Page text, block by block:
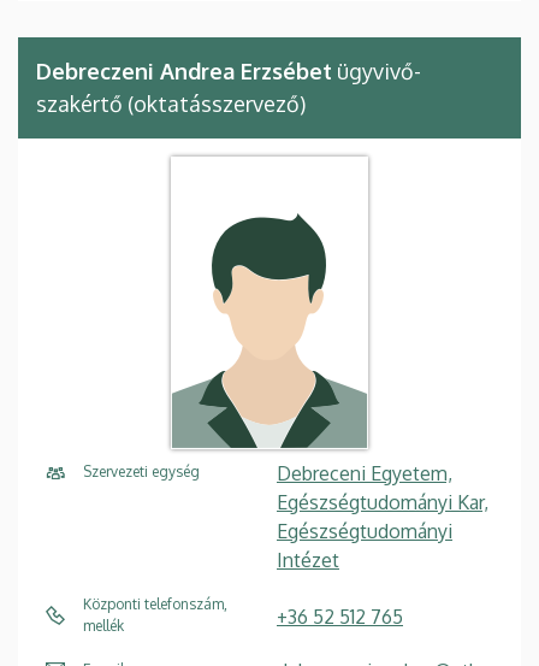
Debreczeni Andrea Erzsébet ügyvivő-
szakértő (oktatásszervező)
Szervezeti egység
Debreceni Egyetem,
Egészségtudományi Kar,
Egészségtudományi
Intézet
Központi telefonszám,
mellék
+36 52 512 765